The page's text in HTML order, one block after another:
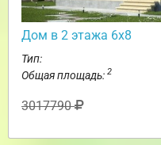
Дом в 2 этажа 6х8
Тип:
Общая площадь: 2
3017790